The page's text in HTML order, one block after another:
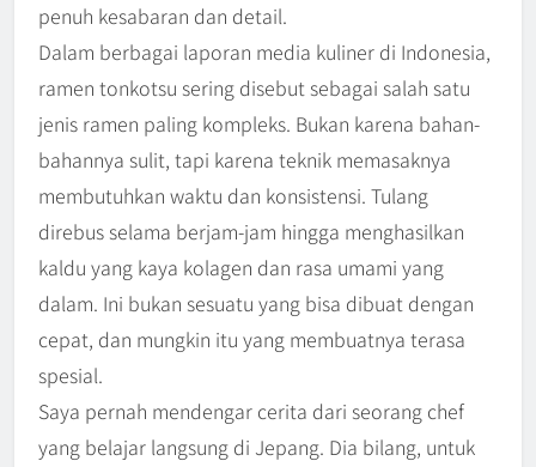
penuh kesabaran dan detail.
Dalam berbagai laporan media kuliner di Indonesia,
ramen tonkotsu sering disebut sebagai salah satu
jenis ramen paling kompleks. Bukan karena bahan-
bahannya sulit, tapi karena teknik memasaknya
membutuhkan waktu dan konsistensi. Tulang
direbus selama berjam-jam hingga menghasilkan
kaldu yang kaya kolagen dan rasa umami yang
dalam. Ini bukan sesuatu yang bisa dibuat dengan
cepat, dan mungkin itu yang membuatnya terasa
spesial.
Saya pernah mendengar cerita dari seorang chef
yang belajar langsung di Jepang. Dia bilang, untuk